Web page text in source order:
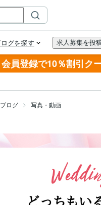
会員登録で10％割引ク
ブログ 写真・動画